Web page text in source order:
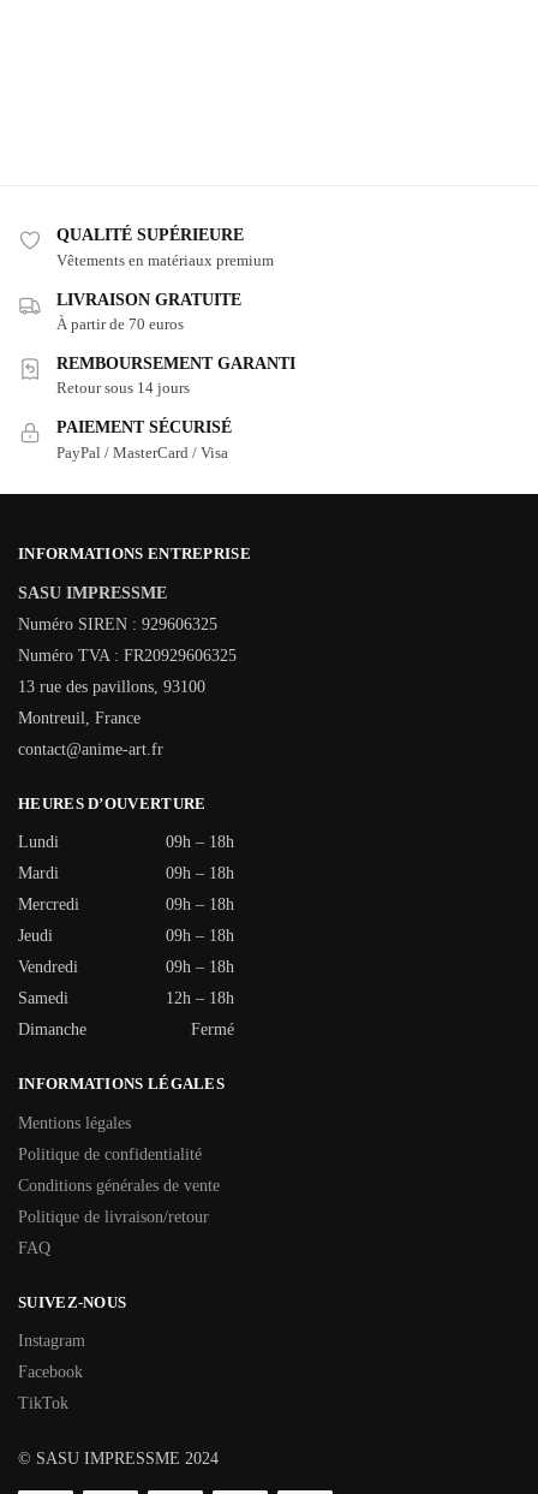
QUALITÉ SUPÉRIEURE
Vêtements en matériaux premium
LIVRAISON GRATUITE
À partir de 70 euros
REMBOURSEMENT GARANTI
Retour sous 14 jours
PAIEMENT SÉCURISÉ
PayPal / MasterCard / Visa
INFORMATIONS ENTREPRISE
SASU IMPRESSME
Numéro SIREN : 929606325
Numéro TVA : FR20929606325
13 rue des pavillons, 93100
Montreuil, France
contact@anime-art.fr
HEURES D’OUVERTURE
Lundi
09h – 18h
Mardi
09h – 18h
Mercredi
09h – 18h
Jeudi
09h – 18h
Vendredi
09h – 18h
Samedi
12h – 18h
Dimanche
Fermé
INFORMATIONS LÉGALES
Mentions légales
Politique de confidentialité
Conditions générales de vente
Politique de livraison/retour
FAQ
SUIVEZ-NOUS
Instagram
Facebook
TikTok
© SASU IMPRESSME 2024